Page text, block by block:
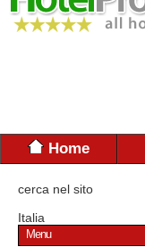
Home
cerca nel sito
Italia
Menu